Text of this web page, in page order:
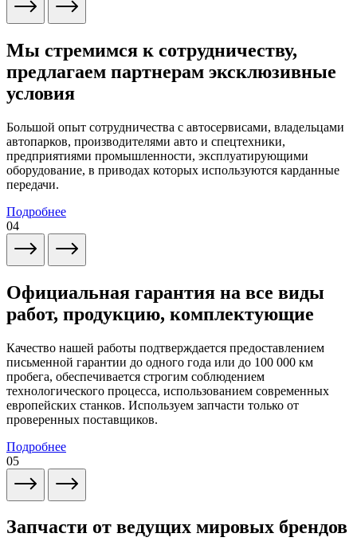
Мы стремимся к сотрудничеству,
предлагаем партнерам эксклюзивные
условия
Большой опыт сотрудничества с автосервисами, владельцами
автопарков, производителями авто и спецтехники,
предприятиями промышленности, эксплуатирующими
оборудование, в приводах которых используются карданные
передачи.
Подробнее
04
Официальная гарантия на все виды
работ, продукцию, комплектующие
Качество нашей работы подтверждается предоставлением
письменной гарантии до одного года или до 100 000 км
пробега, обеспечивается строгим соблюдением
технологического процесса, использованием современных
европейских станков. Используем запчасти только от
проверенных поставщиков.
Подробнее
05
Запчасти от ведущих мировых брендов